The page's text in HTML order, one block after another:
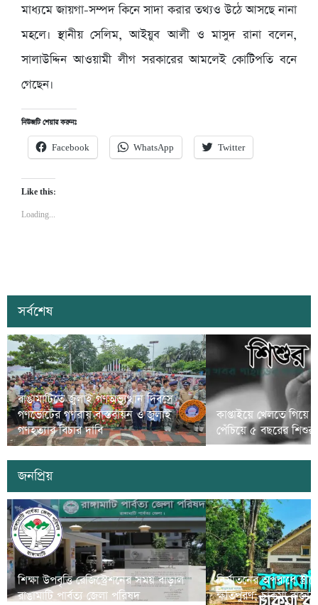
মাধ্যমে জায়গা-সম্পদ কিনে সাদা করার তথ্যও উঠে আসছে নানা
মহলে। স্থানীয় সেলিম, আইয়ুব আলী ও মাসুদ রানা বলেন,
সালাউদ্দিন আওয়ামী লীগ সরকারের আমলেই কোটিপতি বনে
গেছেন।
নিউজটি শেয়ার করুনঃ
Facebook WhatsApp Twitter
Like this:
Loading...
সর্বশেষ
রাঙামাটিতে জুলাই গণঅভ্যুত্থান দিবসে
গণভোটের গণরায় বাস্তবায়ন ও জুলাই
গণহত্যার বিচার দাবি
কাপ্তাইয়ে খেলতে গিয়ে
পেঁচিয়ে ৫ বছরের শিশুর
জনপ্রিয়
শিক্ষা উপবৃত্তি রেজিস্ট্রেশনের সময় বাড়াল
রাঙামাটি পার্বত্য জেলা পরিষদ
নির্যাতনের অপরাধে
ক্ষতিপুরণ; চাকমা